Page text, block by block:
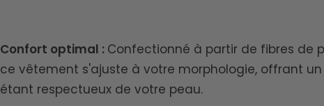
Confort optimal : Confectionné à partir de fibres de
ce vêtement s'ajuste à votre morphologie, offrant
étant respectueux de votre peau.